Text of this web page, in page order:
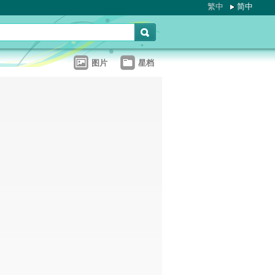
繁中 简中
图片 星档